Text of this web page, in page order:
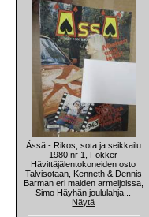
Ässä - Rikos, sota ja seikkailu
1980 nr 1, Fokker
Hävittäjälentokoneiden osto
Talvisotaan, Kenneth & Dennis
Barman eri maiden armeijoissa,
Simo Häyhän joululahja...
Näytä